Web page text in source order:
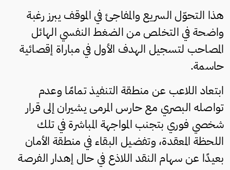
هذا التحوّل السريع والمفاجئ في الموقف يبرز رغبة
واضحة في التخلص من الضغط النفسي الهائل
المصاحب لتسجيل الهدف الأول في مباراة إقصائية
حاسمة.
ابتعاد اللاعب عن منطقة التنفيذ تمامًا وعدم
تواصله البصري مع حارس المرمى يشيران إلى قرار
شخصي فوري بتجنب المواجهة المباشرة في تلك
اللحظة المعقدة، وتفضيل البقاء في منطقة الأمان
بعيدًا عن سهام النقد اللاذع في حال إهدار الفرصة